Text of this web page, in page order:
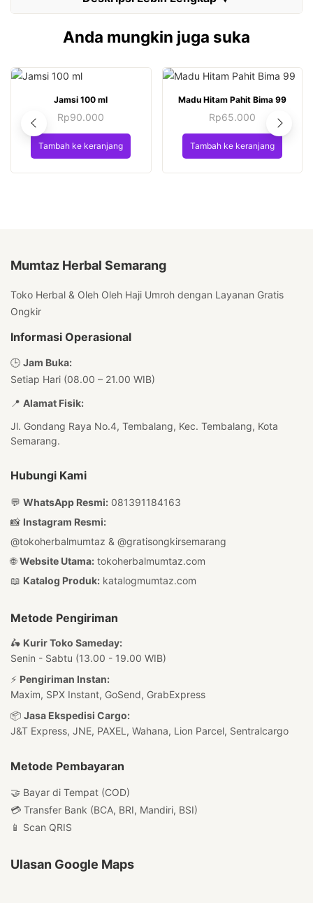
Anda mungkin juga suka
Jamsi 100 ml
Rp90.000
Tambah ke keranjang
Madu Hitam Pahit Bima 99
Rp65.000
Tambah ke keranjang
Mumtaz Herbal Semarang
Toko Herbal & Oleh Oleh Haji Umroh dengan Layanan Gratis
Ongkir
Informasi Operasional
🕒 Jam Buka:
Setiap Hari (08.00 – 21.00 WIB)
📍 Alamat Fisik:
Jl. Gondang Raya No.4, Tembalang, Kec. Tembalang, Kota
Semarang.
Hubungi Kami
💬 WhatsApp Resmi: 081391184163
📸 Instagram Resmi:
@tokoherbalmumtaz & @gratisongkirsemarang
🌐Website Utama: tokoherbalmumtaz.com
📖 Katalog Produk: katalogmumtaz.com
Metode Pengiriman
🛵 Kurir Toko Sameday:
Senin - Sabtu (13.00 - 19.00 WIB)
⚡ Pengiriman Instan:
Maxim, SPX Instant, GoSend, GrabExpress
📦 Jasa Ekspedisi Cargo:
J&T Express, JNE, PAXEL, Wahana, Lion Parcel, Sentralcargo
Metode Pembayaran
🤝 Bayar di Tempat (COD)
💳 Transfer Bank (BCA, BRI, Mandiri, BSI)
📱 Scan QRIS
Ulasan Google Maps